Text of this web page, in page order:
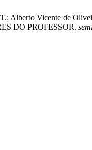
T.; Alberto Vicente de
DO PROFESSOR.